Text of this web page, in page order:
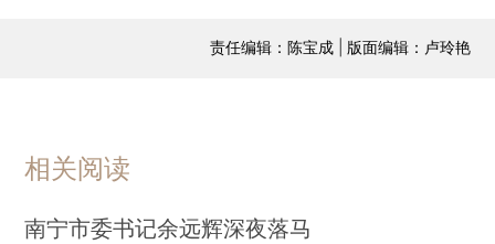
责任编辑：陈宝成 | 版面编辑：卢玲艳
相关阅读
南宁市委书记余远辉深夜落马